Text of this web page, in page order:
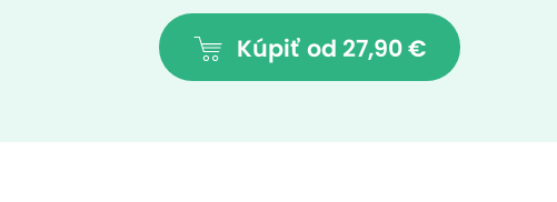
Kúpiť od 27,90 €